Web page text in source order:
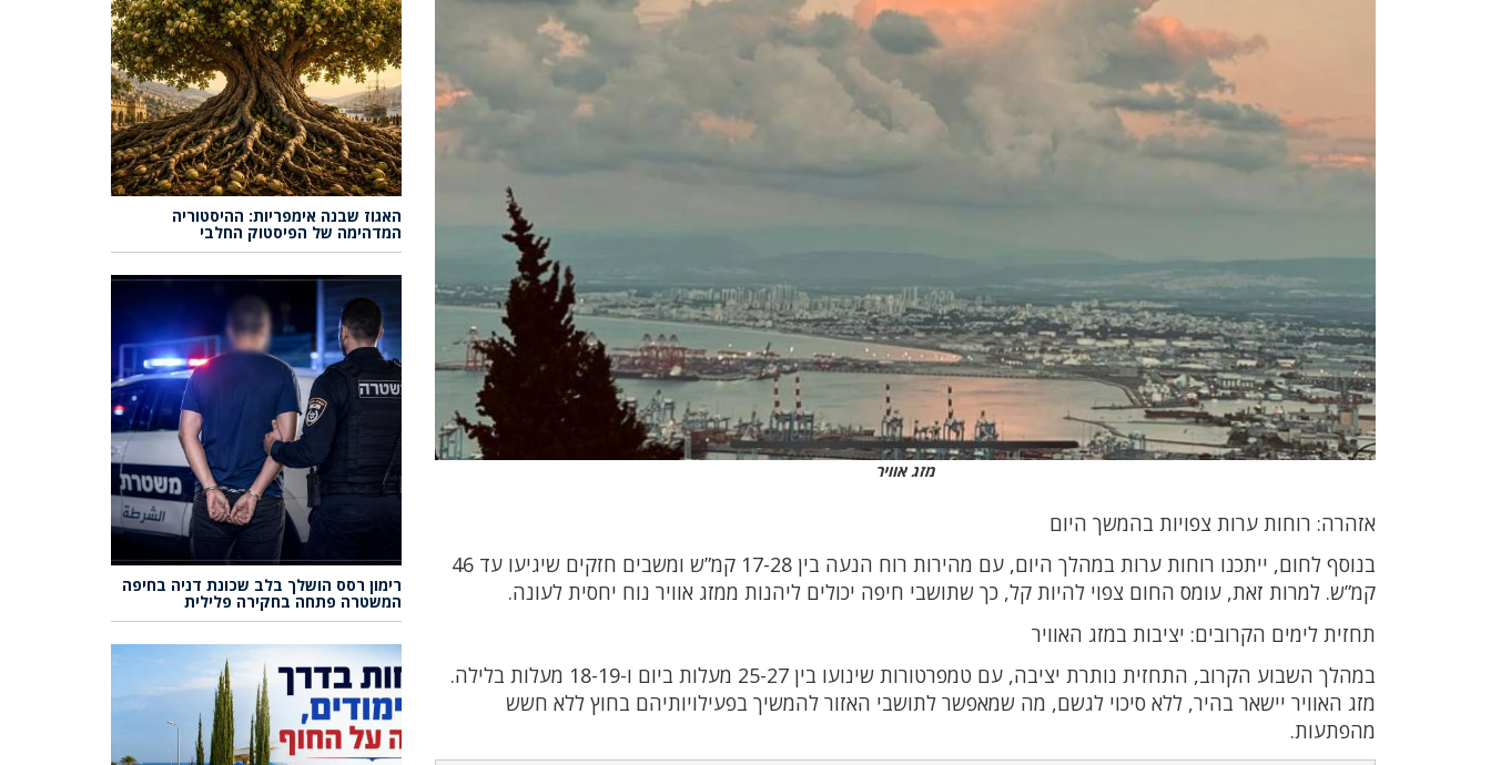
מזג אוויר
אזהרה: רוחות ערות צפויות בהמשך היום
בנוסף לחום, ייתכנו רוחות ערות במהלך היום, עם מהירות רוח הנעה בין 17-28 קמ”ש ומשבים חזקים שיגיעו עד 46
קמ”ש. למרות זאת, עומס החום צפוי להיות קל, כך שתושבי חיפה יכולים ליהנות ממזג אוויר נוח יחסית לעונה.
תחזית לימים הקרובים: יציבות במזג האוויר
במהלך השבוע הקרוב, התחזית נותרת יציבה, עם טמפרטורות שינועו בין 25-27 מעלות ביום ו-18-19 מעלות בלילה.
מזג האוויר יישאר בהיר, ללא סיכוי לגשם, מה שמאפשר לתושבי האזור להמשיך בפעילויותיהם בחוץ ללא חשש
מהפתעות.
האגוז שבנה אימפריות: ההיסטוריה
המדהימה של הפיסטוק החלבי
רימון רסס הושלך בלב שכונת דניה בחיפה
המשטרה פתחה בחקירה פלילית